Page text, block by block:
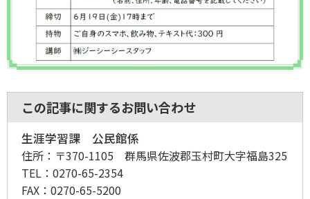
この記事に関するお問い合わせ
生涯学習課 公民館係
住所： 〒370-1105 群馬県佐波郡玉村町大字福島325
TEL： 0270-65-2354
FAX： 0270-65-5200